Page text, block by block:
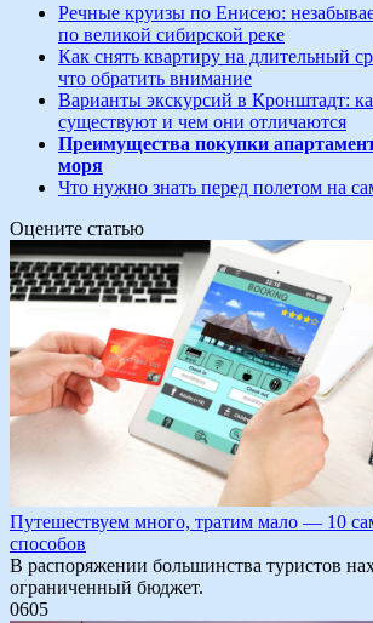
Речные круизы по Енисею:
по великой сибирской реке
Как снять квартиру на длительный
что обратить внимание
Варианты экскурсий в Кронштадт:
существуют и чем они отличаются
Преимущества покупки
моря
Что нужно знать перед полетом на
Оцените статью
Путешествуем много, тратим мало — 10
способов
В распоряжении большинства туристов
ограниченный бюджет.
0605